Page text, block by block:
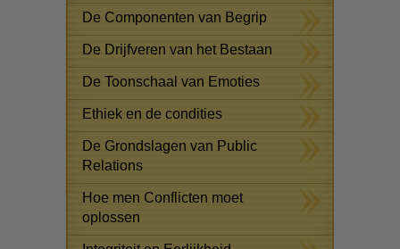
De Componenten van Begrip
De Drijfveren van het Bestaan
De Toonschaal van Emoties
Ethiek en de condities
De Grondslagen van Public
Relations
Hoe men Conflicten moet
oplossen